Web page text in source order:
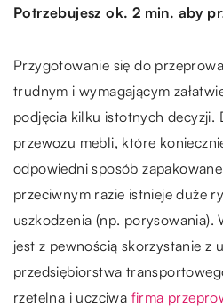
Potrzebujesz ok. 2 min. aby
Przygotowanie się do
trudnym i wymagającym
podjęcia kilku istotnych decyzji.
przewozu mebli, które
odpowiedni sposób
przeciwnym razie istnieje duże
uszkodzenia (np. porysowania).
jest z pewnością skorzystanie z
przedsiębiorstwa
rzetelna i uczciwa firma